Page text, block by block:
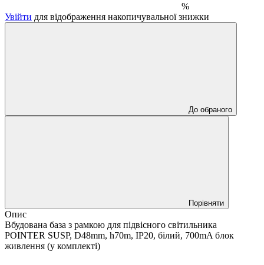
%
Увійти для відображення накопичувальної знижки
До обраного
Порівняти
Опис
Вбудована база з рамкою для підвісного світильника
POINTER SUSP, D48mm, h70m, IP20, білий, 700mA блок
живлення (у комплекті)